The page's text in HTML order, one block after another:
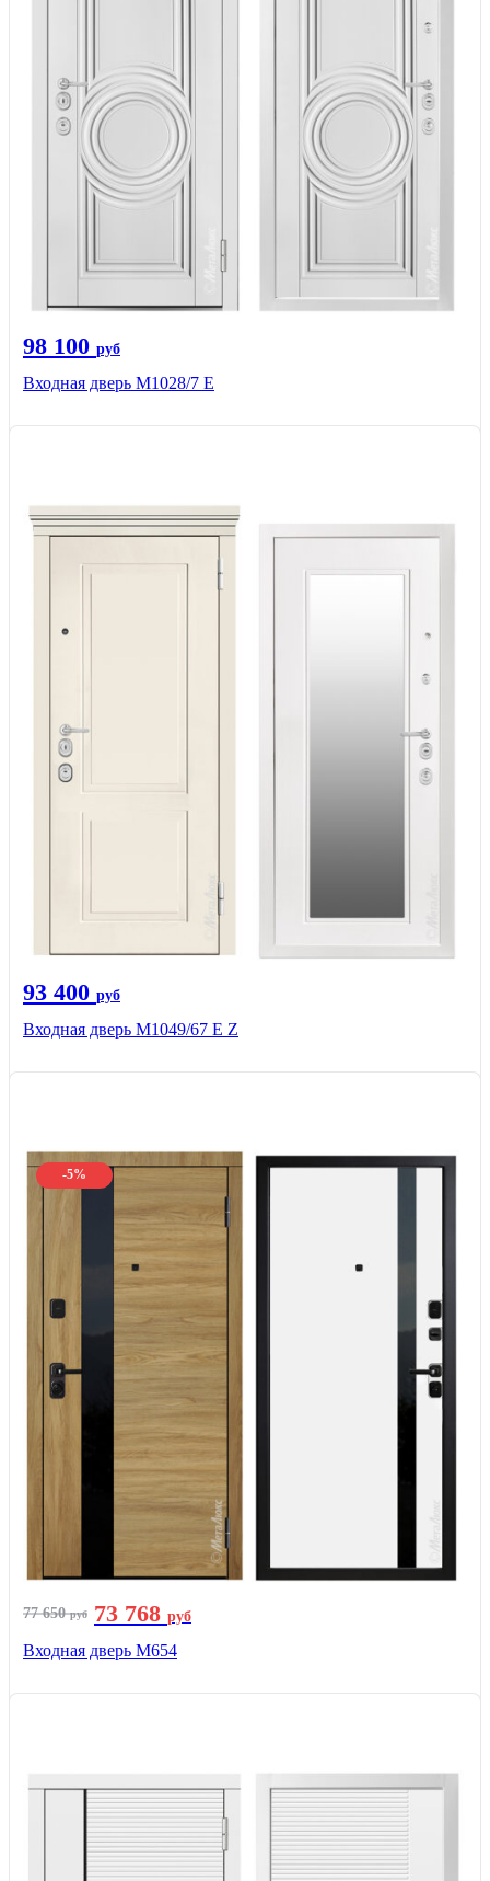
98 100 руб
Входная дверь М1028/7 Е
93 400 руб
Входная дверь М1049/67 Е Z
-5%
77 650руб 73 768 руб
Входная дверь М654